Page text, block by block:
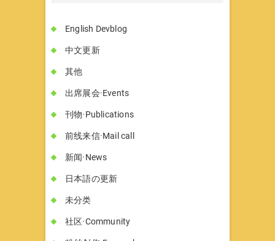
English Devblog
中文更新
其他
出席展会·Events
刊物·Publications
前线来信·Mail call
新闻·News
日本語の更新
未分类
社区·Community